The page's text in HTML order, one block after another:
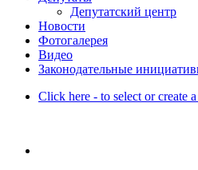
Депутатский центр
Новости
Фотогалерея
Видео
Законодательные
Click here - to select or create